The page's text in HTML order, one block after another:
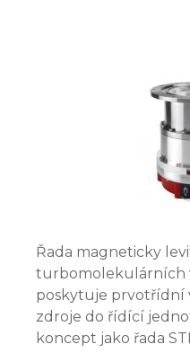
Řada magneticky
turbomolekulárních
poskytuje prvotřídní
zdroje do řídící
koncept jako řada